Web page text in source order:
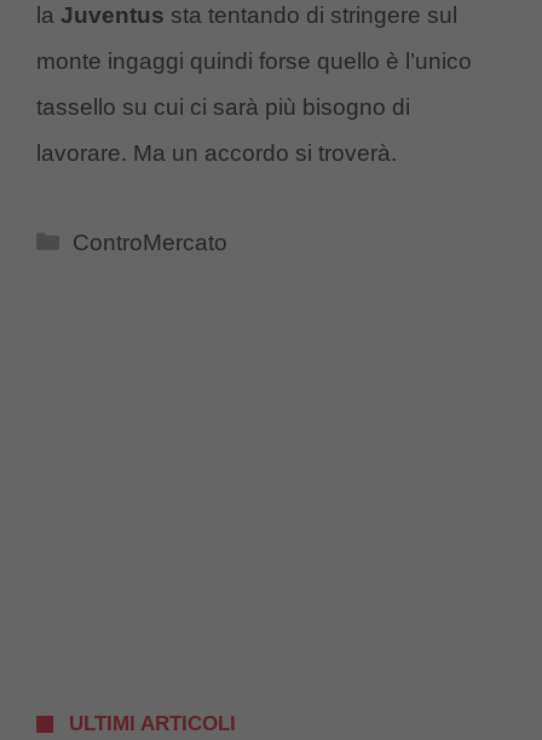
la Juventus sta tentando di stringere sul
monte ingaggi quindi forse quello è l’unico
tassello su cui ci sarà più bisogno di
lavorare. Ma un accordo si troverà.
Categorie
ControMercato
ULTIMI ARTICOLI